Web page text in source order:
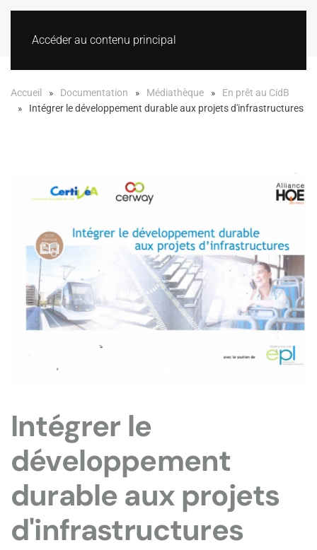
Accéder au contenu principal
Accueil Documentation Médiathèque
En prêt au CidB
Intégrer le développement durable aux projets d'infrastructures
Intégrer le
développement
durable aux projets
d'infrastructures